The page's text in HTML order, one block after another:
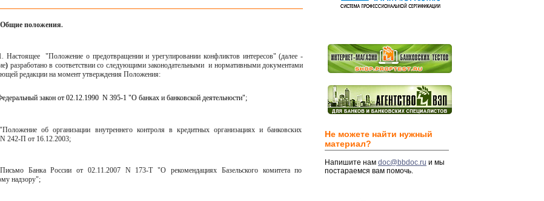
положения.
Настоящее "Положение о предотвращении и урегулировании конфликтов интересов" (далее -
) разработано в соответствии со следующими законодательными и нормативными документами
редакции на момент утверждения Положения:
закон от 02.12.1990 N 395-1 "О банках и банковской деятельности";
"Положение об организации внутреннего контроля в кредитных организациях и банковских
242-П от 16.12.2003;
Банка России от 02.11.2007 N 173-Т "О рекомендациях Базельского комитета по
надзору";
Не можете найти нужный
материал?
Напишите нам doc@bbdoc.ru и мы
постараемся вам помочь.